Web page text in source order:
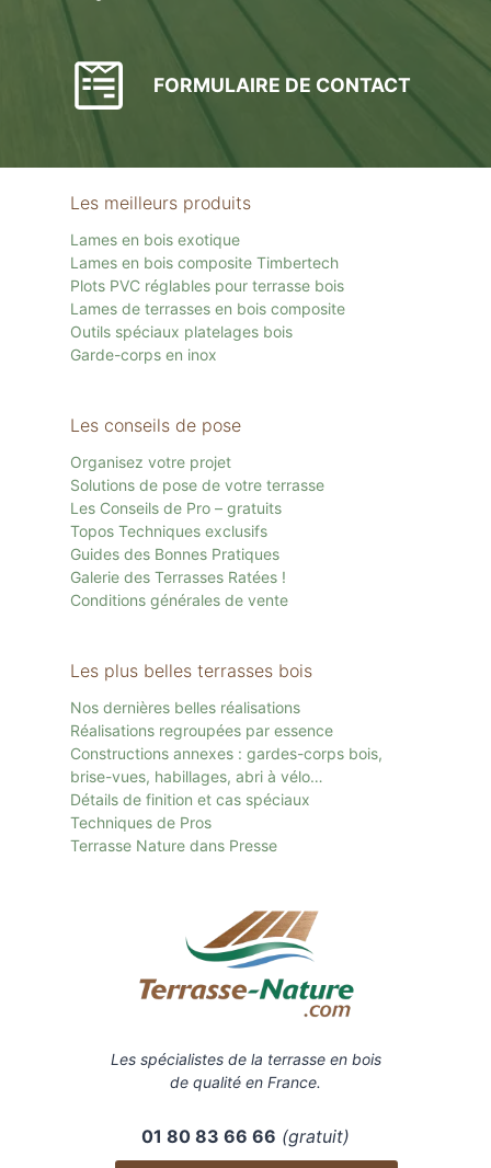
FORMULAIRE DE CONTACT
Les meilleurs produits
Lames en bois exotique
Lames en bois composite Timbertech
Plots PVC réglables pour terrasse bois
Lames de terrasses en bois composite
Outils spéciaux platelages bois
Garde-corps en inox
Les conseils de pose
Organisez votre projet
Solutions de pose de votre terrasse
Les Conseils de Pro – gratuits
Topos Techniques exclusifs
Guides des Bonnes Pratiques
Galerie des Terrasses Ratées !
Conditions générales de vente
Les plus belles terrasses bois
Nos dernières belles réalisations
Réalisations regroupées par essence
Constructions annexes : gardes-corps bois,
brise-vues, habillages, abri à vélo…
Détails de finition et cas spéciaux
Techniques de Pros
Terrasse Nature dans Presse
Les spécialistes de la terrasse en bois
de qualité en France.
01 80 83 66 66 (gratuit)